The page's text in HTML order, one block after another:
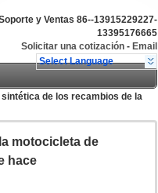
y Ventas 86--13915229227-
13395176665
Solicitar una cotización - Email
Select Language
de los recambios de la
motocicleta de
hace